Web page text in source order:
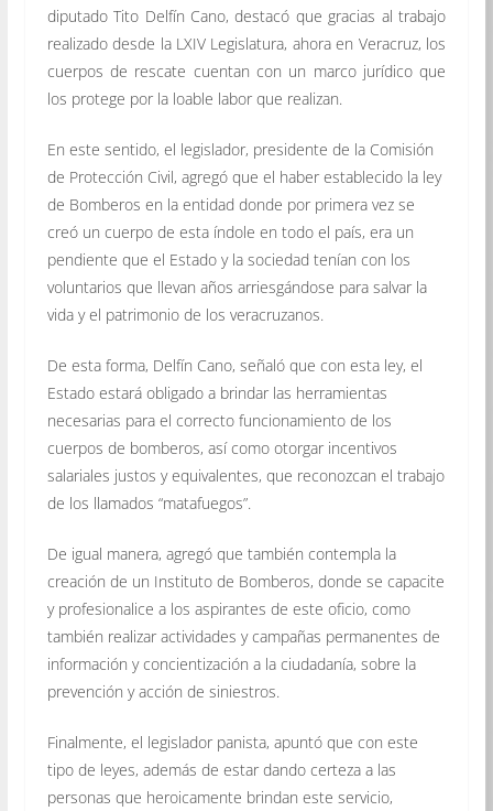
diputado Tito Delfín Cano, destacó que gracias al trabajo
realizado desde la LXIV Legislatura, ahora en Veracruz, los
cuerpos de rescate cuentan con un marco jurídico que
los protege por la loable labor que realizan.
En este sentido, el legislador, presidente de la Comisión
de Protección Civil, agregó que el haber establecido la ley
de Bomberos en la entidad donde por primera vez se
creó un cuerpo de esta índole en todo el país, era un
pendiente que el Estado y la sociedad tenían con los
voluntarios que llevan años arriesgándose para salvar la
vida y el patrimonio de los veracruzanos.
De esta forma, Delfín Cano, señaló que con esta ley, el
Estado estará obligado a brindar las herramientas
necesarias para el correcto funcionamiento de los
cuerpos de bomberos, así como otorgar incentivos
salariales justos y equivalentes, que reconozcan el trabajo
de los llamados “matafuegos”.
De igual manera, agregó que también contempla la
creación de un Instituto de Bomberos, donde se capacite
y profesionalice a los aspirantes de este oficio, como
también realizar actividades y campañas permanentes de
información y concientización a la ciudadanía, sobre la
prevención y acción de siniestros.
Finalmente, el legislador panista, apuntó que con este
tipo de leyes, además de estar dando certeza a las
personas que heroicamente brindan este servicio,